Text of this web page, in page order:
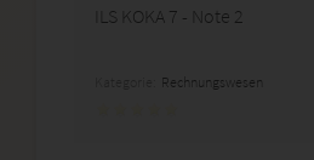
ILS KOKA 7 - Note 2
Rechnungswesen